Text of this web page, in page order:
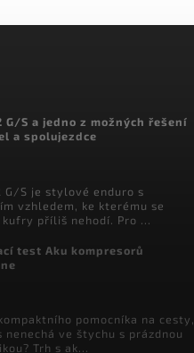
G/S a jedno z možných řešení
a spolujezdce
G/S je stylové enduro s
vzhledem, ke kterému se
kufry příliš nehodí. Pro ...
test Aku kompresorů
pomocníka na cesty,
nenechá ve štychu s prázdnou
Trh s ak...